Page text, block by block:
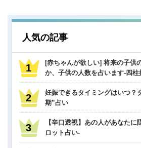
人気の記事
[赤ちゃんが欲しい] 将来の子供
か、子供の人数を占います-四柱
妊娠できるタイミングはいつ？
期”占い
【辛口透視】あの人があなたに
ロット占い-